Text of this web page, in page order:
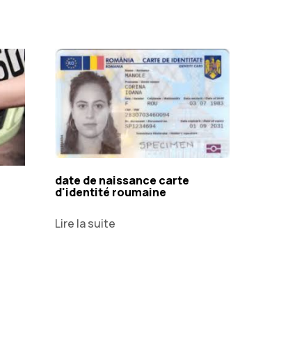
date de naissance carte
d'identité roumaine
Lire la suite